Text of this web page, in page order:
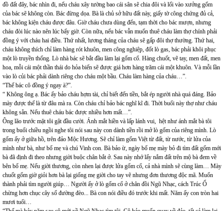
đồ đất đây, bác nhìn đi, nếu cháu xây tường bao cái sân sẽ chia đôi và lối vào xưởng gốm
của bác sẽ không còn. Bác đừng dọa. Bà là chủ sở hữu đất này, giấy tờ công chứng đủ cả,
bác không kiện cháu được đâu. Giờ cháu chưa dùng đến, tạm thời cho bác mượn, nhưng
cháu đòi lúc nào nên lúc bấy giờ. Còn nữa, nếu bác vẫn muốn thuê cháu làm thợ chính phải
đồng ý với cháu hai điều. Thứ nhất, lương tháng của cháu sẽ gấp đôi thợ thường. Thứ hai,
cháu không thích chỉ làm hàng rót khuôn, men công nghiệp, đốt lò gas, bác phải khôi phục
một lò truyền thống. Lò nhà bác sẽ bắt đầu làm lại gốm cổ. Hàng chuốt, vẽ tay, men đất, men
hoa, mỗi cái một thần thái do hỏa biến sẽ được giá hơn hàng trăm cái một khuôn. Và mỗi lần
vào lò củi bác phải dành riêng cho cháu một bầu. Cháu làm hàng của cháu…”.
“Thế bác cô đồng ý ngay à?”.
“ Không ông ạ. Bác ấy bảo cháu hợm tài, chỉ biết đến tiền, bắt ép người nhà quá đáng. Bảo
mày được thế là từ đâu mà ra. Còn cháu chỉ bảo bác nghĩ kĩ đi. Thời buổi này thợ như cháu
không sẵn. Nếu thuê cháu bác được nhiều hơn mất…”.
Ông lão trước mặt tôi gật đầu cười. Ánh mắt hiền và lấp lánh vui, hệt như ánh mắt bà tôi
trong buổi chiều ngồi nghe tôi nói sau này con dành tiền rồi mở lò gốm của riêng mình. Lò
gốm ấy ở giữa hồ, trên đảo Mộc Hương. Sẽ chỉ làm gốm Việt từ đất, từ nước, từ lửa của
mình như bà, như bố mẹ và chú Vinh con. Bà bảo ừ, ngày bố mẹ mày bỏ đi tìm đất gốm mới
bà đã định đi theo nhưng giời buộc chân bắt ở. Sau này nhớ lấy nắm đất trên mộ bà đem về
bên bố mẹ. Nếu giời thương, còn nhen lại được lửa gốm cổ, cả nhà mình sẽ cùng làm… Mày
chuốt gốm giờ giỏi hơn bà lại giống mẹ giời cho tay vẽ nhưng đơn thương độc mã. Muốn
thành phải tìm người giúp… Người ấy ở lò gốm cổ ở chân đồi Ngũ Nhạc, cách Trúc Ổ
chừng hơn chục cây số đường đèo... Bà con nói điều đó trước khi mất. Năm ấy con tròn hai
mươi tuổi…